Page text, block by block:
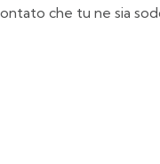
che tu ne sia